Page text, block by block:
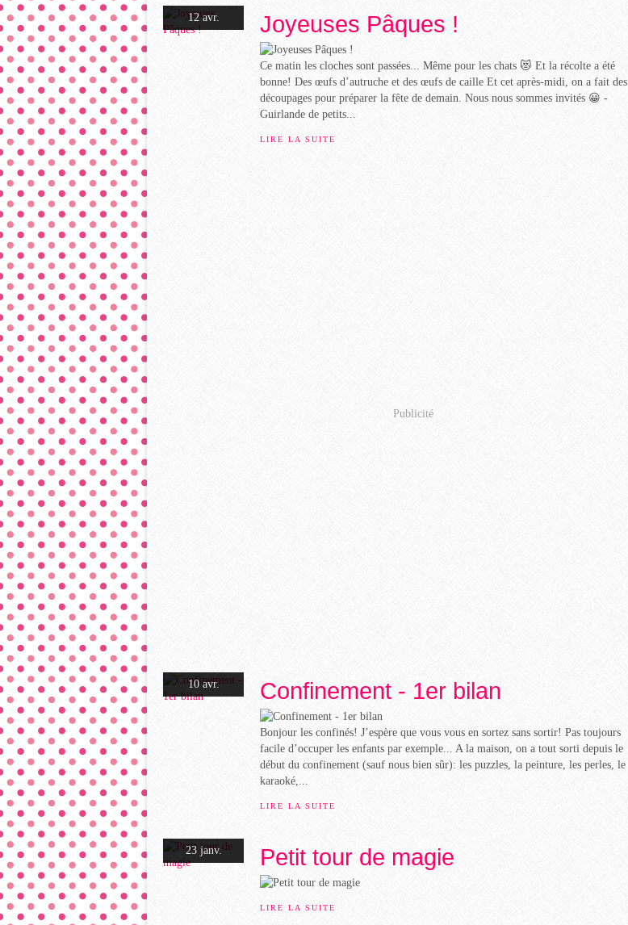
12 avr. Joyeuses Pâques !
Ce matin les cloches sont passées... Même pour les chats 😻 Et la récolte a été
bonne! Des œufs d’autruche et des œufs de caille Et cet après-midi, on a fait des
découpages pour préparer la fête de demain. Nous nous sommes invités 😀 -
Guirlande de petits...
LIRE LA SUITE
Publicité
10 avr. Confinement - 1er bilan
Bonjour les confinés! J’espère que vous vous en sortez sans sortir! Pas toujours
facile d’occuper les enfants par exemple... A la maison, on a tout sorti depuis le
début du confinement (sauf nous bien sûr): les puzzles, la peinture, les perles, le
karaoké,...
LIRE LA SUITE
23 janv. Petit tour de magie
LIRE LA SUITE